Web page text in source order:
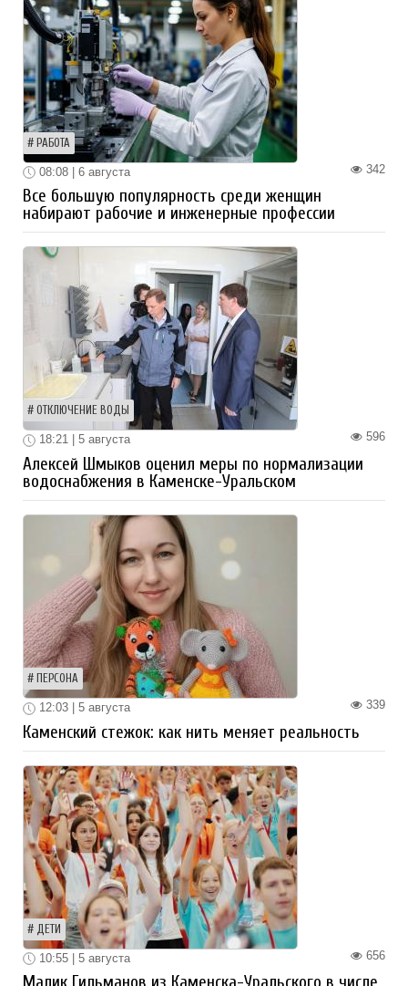
РАБОТА
342
08:08 | 6 августа
Все большую популярность среди женщин
набирают рабочие и инженерные профессии
ОТКЛЮЧЕНИЕ ВОДЫ
596
18:21 | 5 августа
Алексей Шмыков оценил меры по нормализации
водоснабжения в Каменске-Уральском
ПЕРСОНА
339
12:03 | 5 августа
Каменский стежок: как нить меняет реальность
ДЕТИ
656
10:55 | 5 августа